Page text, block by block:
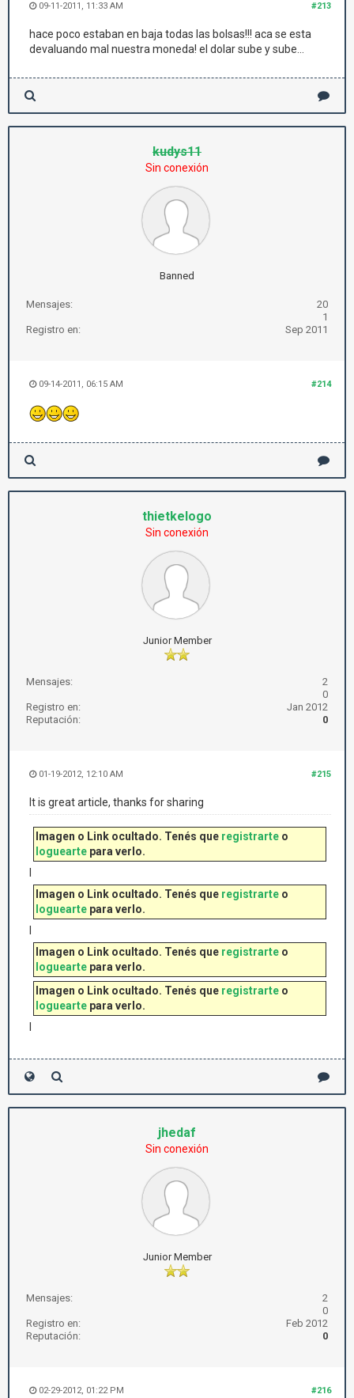
#213
09-11-2011, 11:33 AM
hace poco estaban en baja todas las bolsas!!! aca se esta
devaluando mal nuestra moneda! el dolar sube y sube...
kudys11
Sin conexión
Banned
Mensajes:
20
1
Registro en:
Sep 2011
#214
09-14-2011, 06:15 AM
thietkelogo
Sin conexión
Junior Member
Mensajes:
2
0
Registro en:
Jan 2012
Reputación:
0
#215
01-19-2012, 12:10 AM
It is great article, thanks for sharing
Imagen o Link ocultado. Tenés que registrarte o
loguearte para verlo.
Imagen o Link ocultado. Tenés que registrarte o
loguearte para verlo.
Imagen o Link ocultado. Tenés que registrarte o
loguearte para verlo.
Imagen o Link ocultado. Tenés que registrarte o
loguearte para verlo.
jhedaf
Sin conexión
Junior Member
Mensajes:
2
0
Registro en:
Feb 2012
Reputación:
0
#216
02-29-2012, 01:22 PM